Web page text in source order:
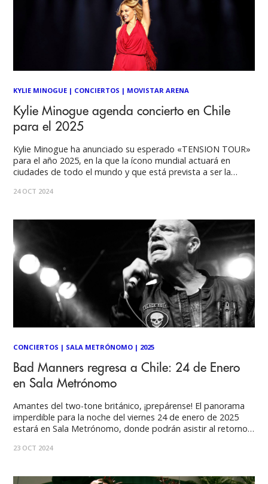
KYLIE MINOGUE | CONCIERTOS | MOVISTAR ARENA
Kylie Minogue agenda concierto en Chile
para el 2025
Kylie Minogue ha anunciado su esperado «TENSION TOUR»
para el año 2025, en la que la ícono mundial actuará en
ciudades de todo el mundo y que está prevista a ser la
comenzará en su país natal, Australia, en febrero,
24 OCT 2024
CONCIERTOS | SALA METRÓNOMO | 2025
Bad Manners regresa a Chile: 24 de Enero
en Sala Metrónomo
Amantes del two-tone británico, ¡prepárense! El panorama
imperdible para la noche del viernes 24 de enero de 2025
estará en Sala Metrónomo, donde podrán asistir al retorno
siglo de trayectoria que ha influenciado a varias
23 OCT 2024